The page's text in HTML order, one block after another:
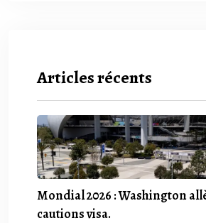
Articles récents
Mondial 2026 : Washington
cautions visa.